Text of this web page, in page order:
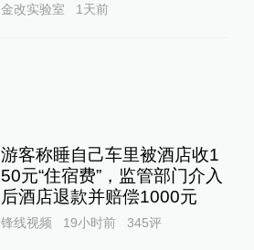
金改实验室 1天前
游客称睡自己车里被酒店收1
50元“住宿费”，监管部门介入
后酒店退款并赔偿1000元
锋线视频 19小时前 345评